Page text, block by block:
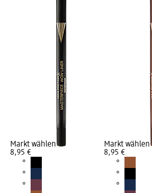
Markt wählen
8,95 €
Markt wählen
8,95 €